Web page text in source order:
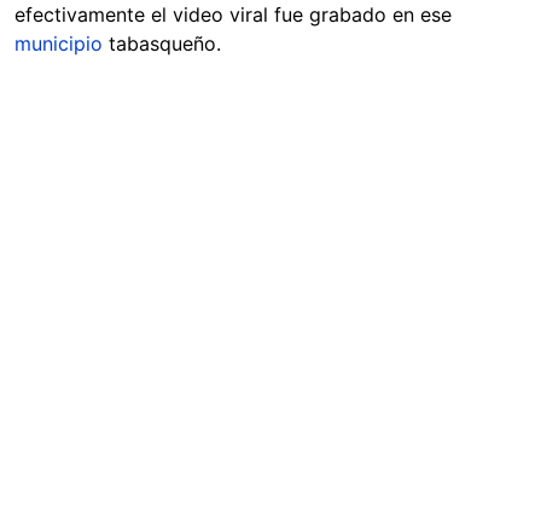
efectivamente el video viral fue grabado en ese
municipio tabasqueño.